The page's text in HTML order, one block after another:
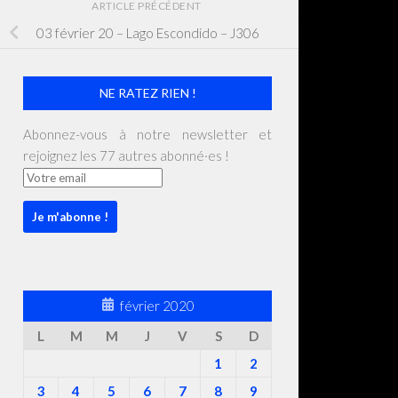
ARTICLE PRÉCÉDENT
03 février 20 – Lago Escondido – J306
NE RATEZ RIEN !
Abonnez-vous à notre newsletter et
rejoignez les 77 autres abonné·es !
février 2020
L
M M J V S
D
1
2
3
4 5 6 7 8 9